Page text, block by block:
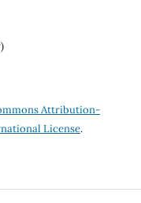
Attribution-
License.